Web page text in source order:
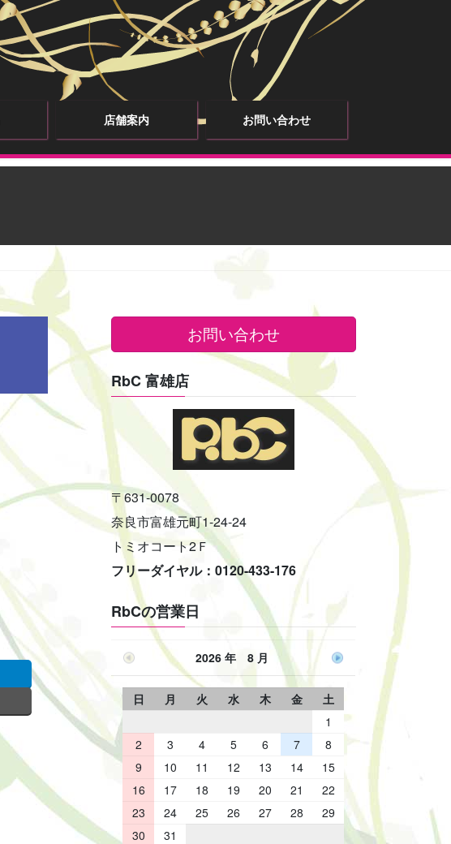
店舗案内 お問い合わせ
お問い合わせ
RbC 富雄店
〒631-0078
奈良市富雄元町1-24-24
トミオコート2Ｆ
フリーダイヤル：0120-433-176
RbCの営業日
2026 年 8 月
日 月 火 水 木 金
土
1
2
3 4 5 6 7
8
9
10 11 12 13 14
15
16
17 18 19 20 21
22
23
24 25 26 27 28
29
30
31